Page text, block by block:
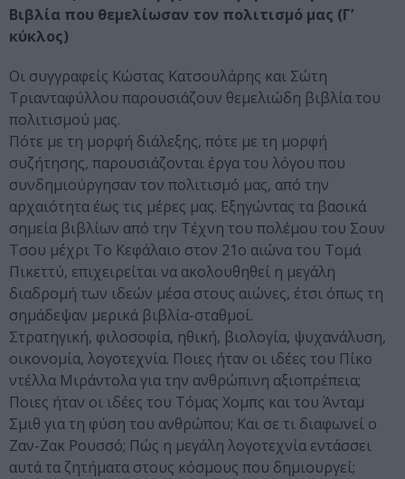
Βιβλία που θεμελίωσαν τον πολιτισμό μας (Γ’
κύκλος)
Οι συγγραφείς Κώστας Κατσουλάρης και Σώτη
Τριανταφύλλου παρουσιάζουν θεμελιώδη βιβλία του
πολιτισμού μας.
Πότε με τη μορφή διάλεξης, πότε με τη μορφή
συζήτησης, παρουσιάζονται έργα του λόγου που
συνδημιούργησαν τον πολιτισμό μας, από την
αρχαιότητα έως τις μέρες μας. Εξηγώντας τα βασικά
σημεία βιβλίων από την Τέχνη του πολέμου του Σουν
Τσου μέχρι Το Κεφάλαιο στον 21ο αιώνα του Τομά
Πικεττύ, επιχειρείται να ακολουθηθεί η μεγάλη
διαδρομή των ιδεών μέσα στους αιώνες, έτσι όπως τη
σημάδεψαν μερικά βιβλία-σταθμοί.
Στρατηγική, φιλοσοφία, ηθική, βιολογία, ψυχανάλυση,
οικονομία, λογοτεχνία. Ποιες ήταν οι ιδέες του Πίκο
ντέλλα Μιράντολα για την ανθρώπινη αξιοπρέπεια;
Ποιες ήταν οι ιδέες του Τόμας Χομπς και του Άνταμ
Σμιθ για τη φύση του ανθρώπου; Και σε τι διαφωνεί ο
Ζαν-Ζακ Ρουσσό; Πώς η μεγάλη λογοτεχνία εντάσσει
αυτά τα ζητήματα στους κόσμους που δημιουργεί;